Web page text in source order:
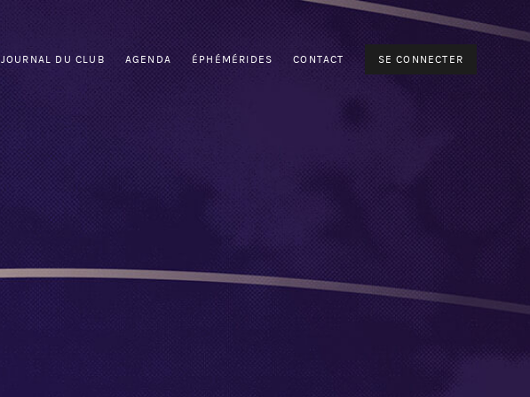
JOURNAL DU CLUB AGENDA ÉPHÉMÉRIDES CONTACT SE CONNECTER